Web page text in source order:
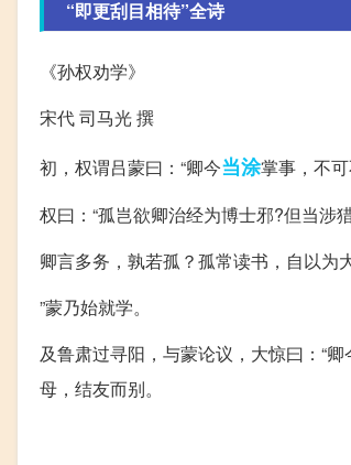
“即更刮目相待”全诗
《孙权劝学》
宋代 司马光 撰
初，权谓吕蒙曰：“卿今当涂掌事，不可
权曰：“孤岂欲卿治经为博士邪?但当涉
卿言多务，孰若孤？孤常读书，自以为
”蒙乃始就学。
及鲁肃过寻阳，与蒙论议，大惊曰：“
母，结友而别。